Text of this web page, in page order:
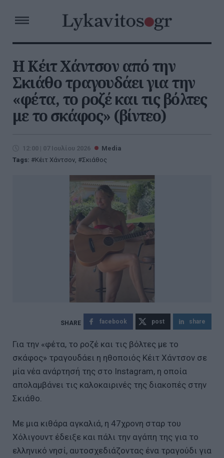
Η Κέιτ Χάντσον από την
Σκιάθο τραγουδάει για την
«φέτα, το ροζέ και τις βόλτες
με το σκάφος» (βίντεο)
12:00 | 07 Ιουλίου 2026
Media
Tags:
Κέιτ Χάντσον, Σκιάθος
facebook post share
Για την «φέτα, το ροζέ και τις βόλτες με το
σκάφος» τραγουδάει η ηθοποιός Κέιτ Χάντσον σε
μία νέα ανάρτησή της στο Instagram, η οποία
απολαμβάνει τις καλοκαιρινές της διακοπές στην
Σκιάθο.
Με μια κιθάρα αγκαλιά, η 47χρονη σταρ του
Χόλιγουντ έδειξε και πάλι την αγάπη της για το
ελληνικό νησί, αυτοσχεδιάζοντας ένα τραγούδι για